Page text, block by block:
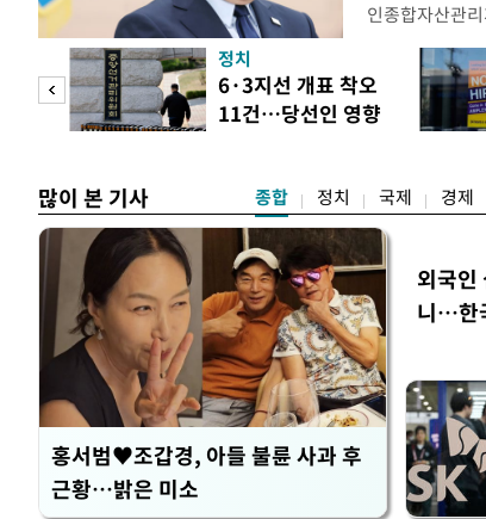
인종합자산관
안'을 전면 재
들과의 상황 점
지법안을 둘러
았다. 이 자리에
정치
6·3지선 개표 착오
11건…당선인 영향
많이 본 기사 종합 정치 국제 경제
홍서범♥조갑경, 아들 불륜 사과 후
근황…밝은 미소
외국인
니…한